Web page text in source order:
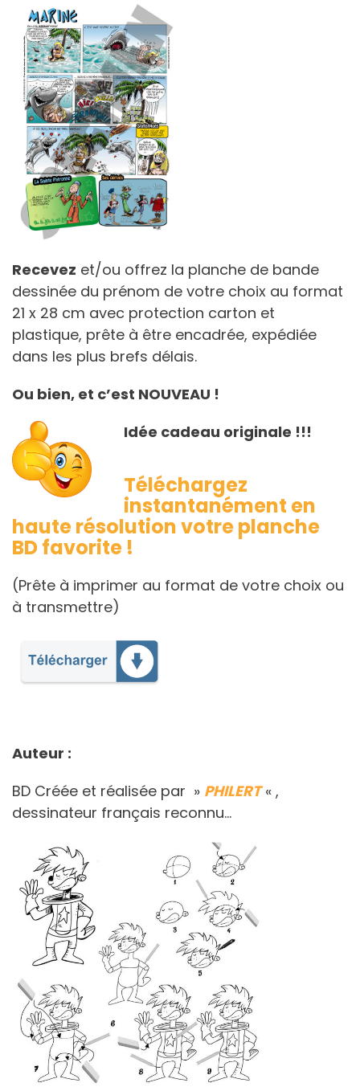
Recevez et/ou offrez la planche de bande
dessinée du prénom de votre choix au format
21 x 28 cm avec protection carton et
plastique, prête à être encadrée, expédiée
dans les plus brefs délais.
Ou bien, et c’est NOUVEAU !
Idée cadeau originale !!!
Téléchargez
instantanément en
haute résolution votre planche
BD favorite !
(Prête à imprimer au format de votre choix ou
à transmettre)
Auteur :
BD Créée et réalisée par » PHILERT« ,
dessinateur français reconnu…